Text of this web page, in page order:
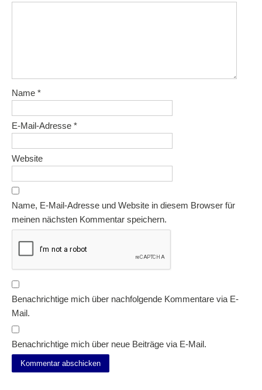
Name *
E-Mail-Adresse *
Website
Name, E-Mail-Adresse und Website in diesem Browser für
meinen nächsten Kommentar speichern.
Benachrichtige mich über nachfolgende Kommentare via E-
Mail.
Benachrichtige mich über neue Beiträge via E-Mail.